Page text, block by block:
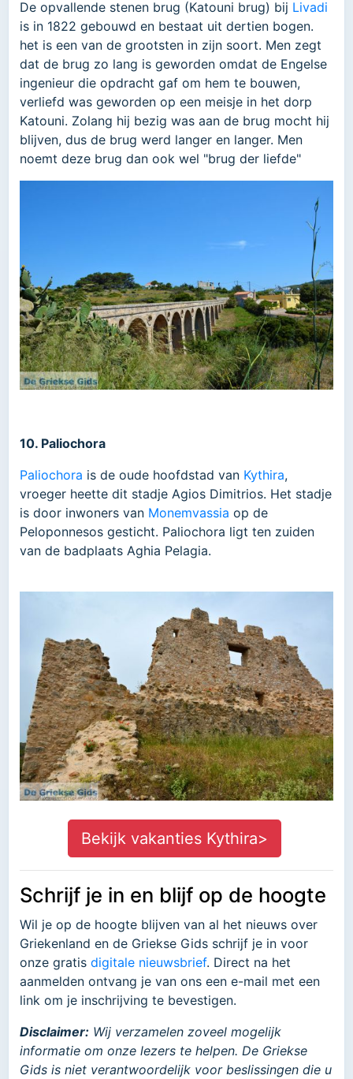
De opvallende stenen brug (Katouni brug) bij Livadi
is in 1822 gebouwd en bestaat uit dertien bogen.
het is een van de grootsten in zijn soort. Men zegt
dat de brug zo lang is geworden omdat de Engelse
ingenieur die opdracht gaf om hem te bouwen,
verliefd was geworden op een meisje in het dorp
Katouni. Zolang hij bezig was aan de brug mocht hij
blijven, dus de brug werd langer en langer. Men
noemt deze brug dan ook wel "brug der liefde"
10. Paliochora
Paliochora is de oude hoofdstad van Kythira,
vroeger heette dit stadje Agios Dimitrios. Het stadje
is door inwoners van Monemvassia op de
Peloponnesos gesticht. Paliochora ligt ten zuiden
van de badplaats Aghia Pelagia.
Bekijk vakanties Kythira>
Schrijf je in en blijf op de hoogte
Wil je op de hoogte blijven van al het nieuws over
Griekenland en de Griekse Gids schrijf je in voor
onze gratis digitale nieuwsbrief. Direct na het
aanmelden ontvang je van ons een e-mail met een
link om je inschrijving te bevestigen.
Disclaimer: Wij verzamelen zoveel mogelijk
informatie om onze lezers te helpen. De Griekse
Gids is niet verantwoordelijk voor beslissingen die u